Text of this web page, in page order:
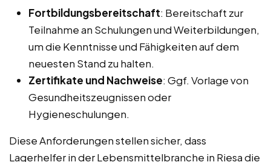
Fortbildungsbereitschaft: Bereitschaft zur
Teilnahme an Schulungen und Weiterbildungen,
um die Kenntnisse und Fähigkeiten auf dem
neuesten Stand zu halten.
Zertifikate und Nachweise: Ggf. Vorlage von
Gesundheitszeugnissen oder
Hygieneschulungen.
Diese Anforderungen stellen sicher, dass
Lagerhelfer in der Lebensmittelbranche in Riesa die